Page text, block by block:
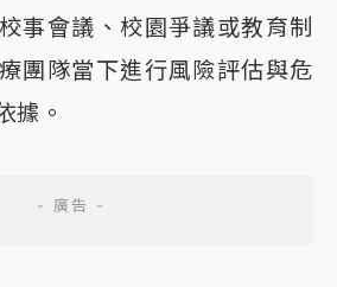
事會議、校園爭議或教育制
團隊當下進行風險評估與危
據。